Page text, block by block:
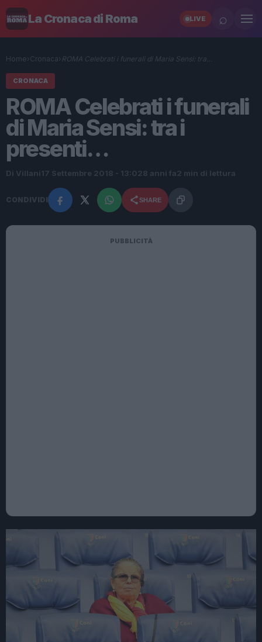
La Cronaca di Roma LIVE ⌕
Home› Cronaca› ROMA Celebrati i funerali di Maria Sensi: tra…
CRONACA
ROMA Celebrati i funerali
di Maria Sensi: tra i
presenti…
Di Villani 17 Settembre 2018 - 13:028 anni fa2 min di lettura
CONDIVIDI SHARE
PUBBLICITÀ